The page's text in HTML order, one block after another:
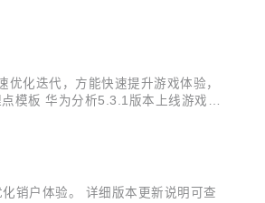
化迭代，方能快速提升游戏体验，
模板 华为分析5.3.1版本上线游戏行
销户体验。 详细版本更新说明可查